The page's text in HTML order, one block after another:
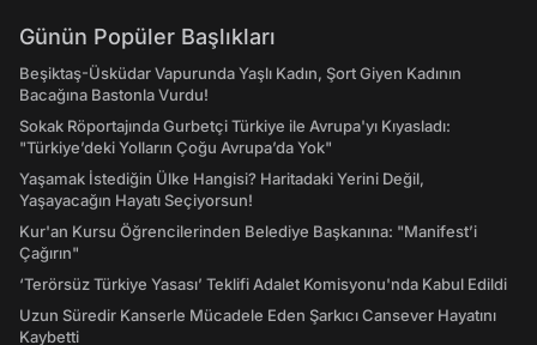
Günün Popüler Başlıkları
Beşiktaş-Üsküdar Vapurunda Yaşlı Kadın, Şort Giyen Kadının
Bacağına Bastonla Vurdu!
Sokak Röportajında Gurbetçi Türkiye ile Avrupa'yı Kıyasladı:
"Türkiye’deki Yolların Çoğu Avrupa’da Yok"
Yaşamak İstediğin Ülke Hangisi? Haritadaki Yerini Değil,
Yaşayacağın Hayatı Seçiyorsun!
Kur'an Kursu Öğrencilerinden Belediye Başkanına: "Manifest’i
Çağırın"
‘Terörsüz Türkiye Yasası’ Teklifi Adalet Komisyonu'nda Kabul Edildi
Uzun Süredir Kanserle Mücadele Eden Şarkıcı Cansever Hayatını
Kaybetti